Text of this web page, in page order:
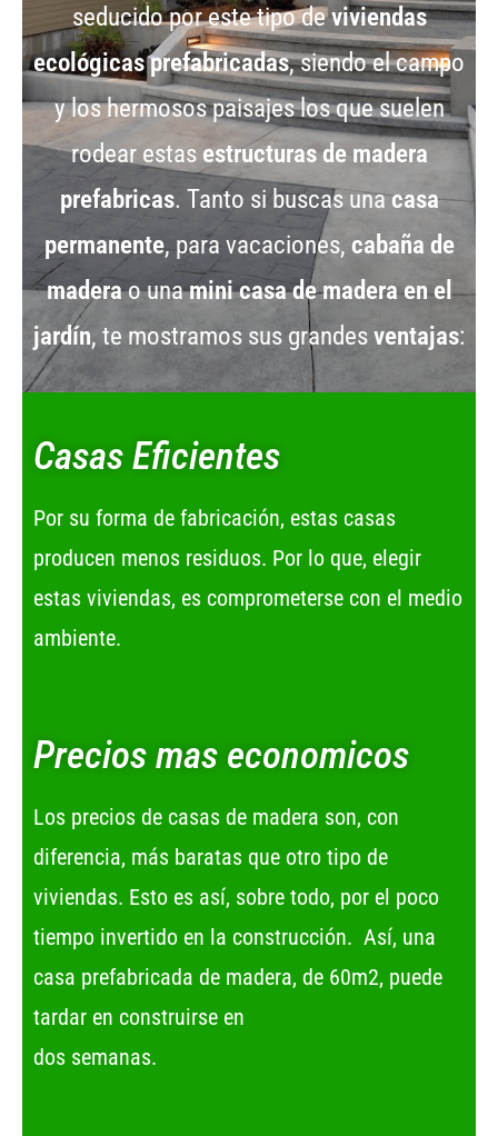
seducido por este tipo deviviendas
ecológicas prefabricadas, siendo el campo
y los hermosos paisajes los que suelen
rodear estas estructuras de madera
prefabricas. Tanto si buscas unacasa
permanente, para vacaciones, cabaña de
maderao unamini casa de madera en el
jardín, te mostramos sus grandesventajas:
Casas Eficientes
Por su forma de fabricación, estas casas
producen menos residuos. Por lo que, elegir
estas viviendas, es comprometerse con el medio
ambiente.
Precios mas economicos
Los precios de casas de madera son, con
diferencia, más baratas que otro tipo de
viviendas. Esto es así, sobre todo, por el poco
tiempo invertido en la construcción. Así, una
casa prefabricada de madera, de 60m2, puede
tardar en construirse en
dos semanas.